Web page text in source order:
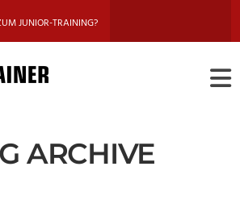
JUNIOR-TRAINING?
ARCHIVE